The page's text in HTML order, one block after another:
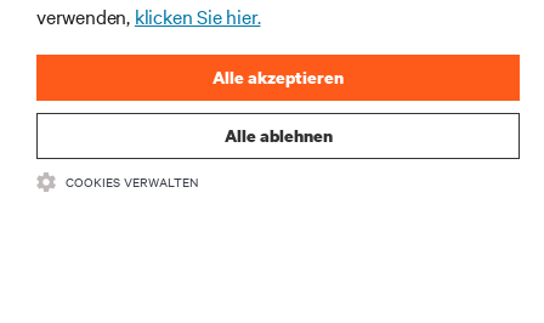
verwenden, klicken Sie hier.
Alle ablehnen
Alle akzeptieren
COOKIES VERWALTEN